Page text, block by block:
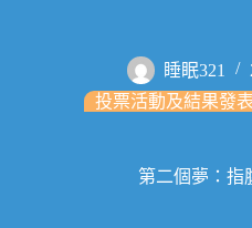
睡眠321
投票活動及結果發表
第二個夢：指